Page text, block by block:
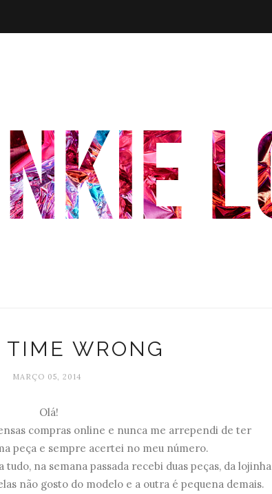
TIME WRONG
MARÇO 05, 2014
Olá!
compras online e nunca me arrependi de ter
peça e sempre acertei no meu número.
na semana passada recebi duas peças, da lojinha
não gosto do modelo e a outra é pequena demais.